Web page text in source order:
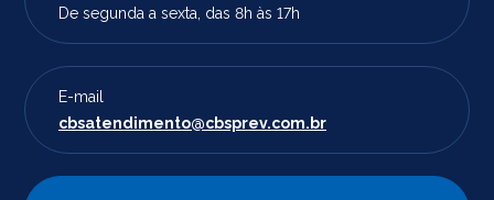
De segunda a sexta, das 8h às 17h
E-mail
cbsatendimento@cbsprev.com.br